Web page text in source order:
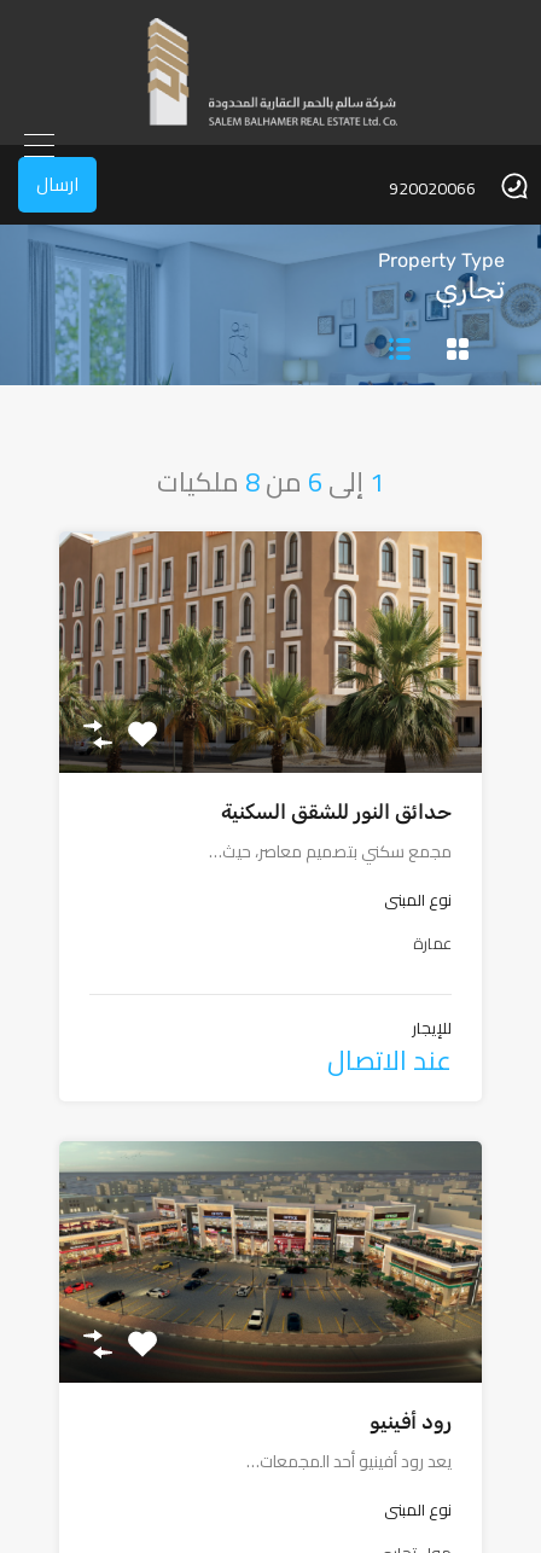
920020066 ارسال
Property Type
تجاري
1إلى6من8ملكيات
حدائق النور للشقق السكنية
مجمع سكني بتصميم معاصر، حيث…
نوع المبنى
عمارة
للإيجار
عند الاتصال
رود أفينيو
يعد رود أفينيو أحد المجمعات…
نوع المبنى